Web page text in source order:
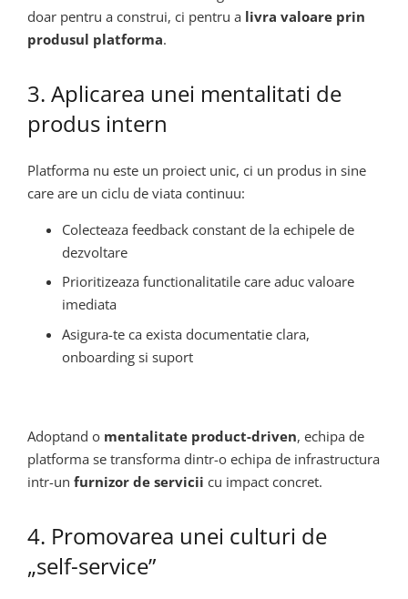
doar pentru a construi, ci pentru a livra valoare prin
produsul platforma.
3. Aplicarea unei mentalitati de
produs intern
Platforma nu este un proiect unic, ci un produs in sine
care are un ciclu de viata continuu:
Colecteaza feedback constant de la echipele de
dezvoltare
Prioritizeaza functionalitatile care aduc valoare
imediata
Asigura-te ca exista documentatie clara,
onboarding si suport
Adoptand o mentalitate product-driven, echipa de
platforma se transforma dintr-o echipa de infrastructura
intr-un furnizor de servicii cu impact concret.
4. Promovarea unei culturi de
„self-service”